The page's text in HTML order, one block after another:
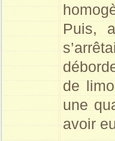
Puis,
de
une
avoir